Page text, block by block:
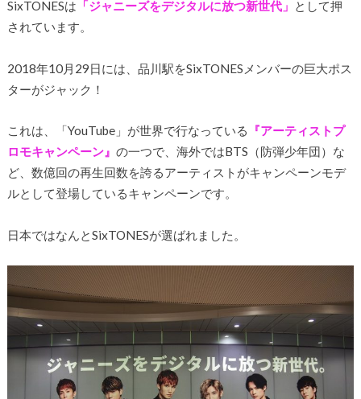
SixTONESは 「ジャニーズをデジタルに放つ新世代」 として押
されています。
2018年10月29日には、品川駅をSixTONESメンバーの巨大ポス
ターがジャック！
これは、「YouTube」が世界で行なっている
『アーティストプ
ロモキャンペーン』 の一つで、海外ではBTS（防弾少年団）な
ど、数億回の再生回数を誇るアーティストがキャンペーンモデ
ルとして登場しているキャンペーンです。
日本ではなんとSixTONESが選ばれました。